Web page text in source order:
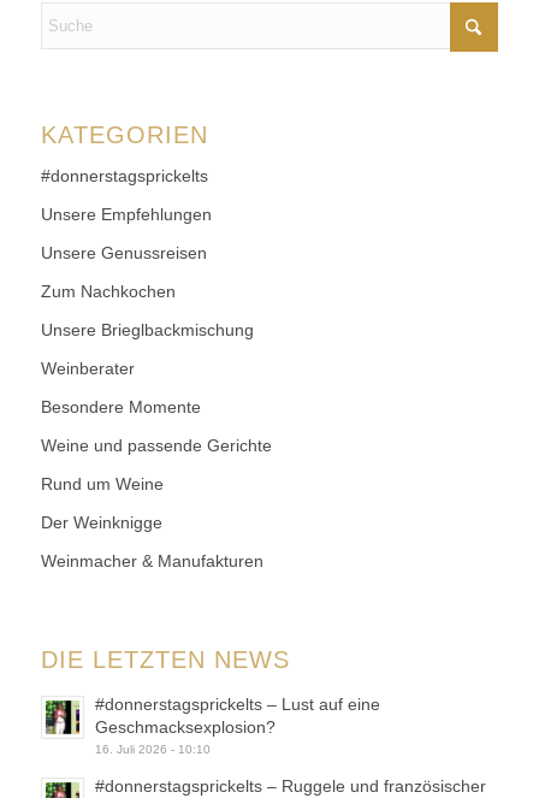
KATEGORIEN
#donnerstagsprickelts
Unsere Empfehlungen
Unsere Genussreisen
Zum Nachkochen
Unsere Brieglbackmischung
Weinberater
Besondere Momente
Weine und passende Gerichte
Rund um Weine
Der Weinknigge
Weinmacher & Manufakturen
DIE LETZTEN NEWS
#donnerstagsprickelts – Lust auf eine
Geschmacksexplosion?
16. Juli 2026 - 10:10
#donnerstagsprickelts – Ruggele und französischer